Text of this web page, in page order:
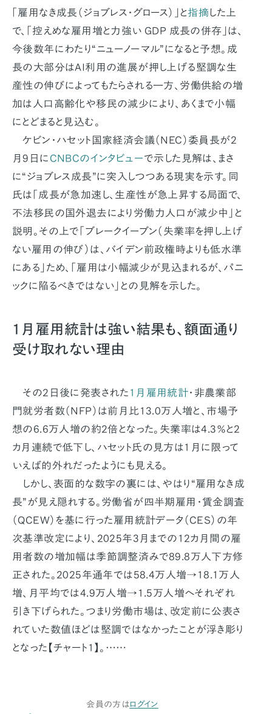
「雇用なき成長（ジョブレス・グロース）」と指摘した上
で、「控えめな雇用増と力強い GDP 成長の併存」は、
今後数年にわたり“ニューノーマル”になると予想。成
長の大部分はAI利用の進展が押し上げる堅調な生
産性の伸びによってもたらされる一方、労働供給の増
加は人口高齢化や移民の減少により、あくまで小幅
にとどまると見込む。
ケビン・ハセット国家経済会議（NEC）委員長が2
月9日にCNBCのインタビューで示した見解は、まさ
に“ジョブレス成長”に突入しつつある現実を示す。同
氏は「成長が急加速し、生産性が急上昇する局面で、
不法移民の国外退去により労働力人口が減少中」と
説明。その上で「ブレークイーブン（失業率を押し上げ
ない雇用の伸び）は、バイデン前政権時よりも低水準
にある」ため、「雇用は小幅減少が見込まれるが、パニ
ックに陥るべきではない」との見解を示した。
1月雇用統計は強い結果も、額面通り
受け取れない理由
その2日後に発表された 1月雇用統計・非農業部
門就労者数（NFP）は前月比13.0万人増と、市場予
想の6.6万人増の約2倍となった。失業率は4.3％と2
カ月連続で低下し、ハセット氏の見方は1月に限って
いえば的外れだったようにも見える。
しかし、表面的な数字の裏には、やはり“雇用なき成
長”が見え隠れする。労働省が四半期雇用・賃金調査
（QCEW）を基に行った雇用統計データ（CES）の年
次基準改定により、2025年3月までの12カ月間の雇
用者数の増加幅は季節調整済みで89.8万人下方修
正された。2025年通年では58.4万人増→18.1万人
増、月平均では4.9万人増→1.5万人増へそれぞれ
引き下げられた。つまり労働市場は、改定前に公表さ
れていた数値ほどは堅調ではなかったことが浮き彫り
となった【チャート1】。……
会員の方はログイン